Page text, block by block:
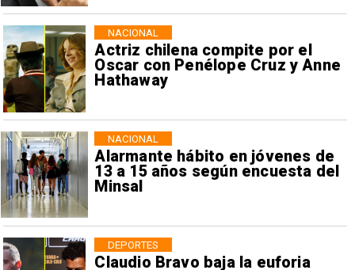
Actriz chilena compite por el
Oscar con Penélope Cruz y Anne
Hathaway
NACIONAL
Alarmante hábito en jóvenes de
13 a 15 años según encuesta del
Minsal
NACIONAL
Claudio Bravo baja la euforia
DEPORTES